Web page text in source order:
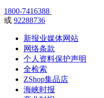
1800-7416388
或 92288736
新报业媒体网站
网络条款
个人资料保护声明
全检索
ZShop集品店
海峡时报